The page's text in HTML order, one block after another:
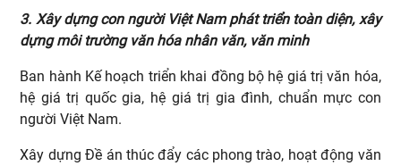
3. Xây dựng con người Việt Nam phát triển toàn diện, xây
dựng môi trường văn hóa nhân văn, văn minh
Ban hành Kế hoạch triển khai đồng bộ hệ giá trị văn hóa,
hệ giá trị quốc gia, hệ giá trị gia đình, chuẩn mực con
người Việt Nam.
Xây dựng Đề án thúc đẩy các phong trào, hoạt động văn